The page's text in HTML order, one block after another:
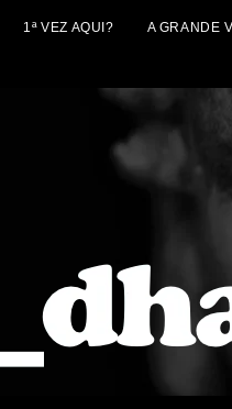
1ª VEZ AQUI? A GRANDE